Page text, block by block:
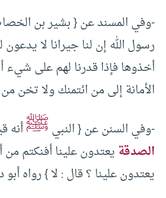
-وفي المسند عن { بشير بن
رسول الله إن لنا جيرانا لا يدعون
أخذوها فإذا قدرنا لهم على شيء
الأمانة إلى من ائتمنك ولا تخن
-وفي السنن عن { النبيﷺأنه
الصدقةيعتدون علينا أفنكتم من
يعتدون علينا ؟ قال : لا } رواه أبو